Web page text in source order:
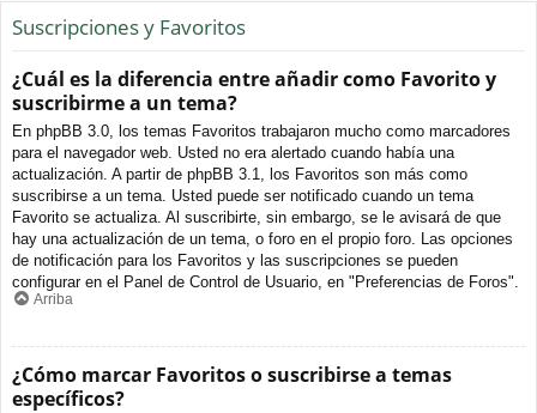
Suscripciones y Favoritos
¿Cuál es la diferencia entre añadir como Favorito y
suscribirme a un tema?
En phpBB 3.0, los temas Favoritos trabajaron mucho como marcadores
para el navegador web. Usted no era alertado cuando había una
actualización. A partir de phpBB 3.1, los Favoritos son más como
suscribirse a un tema. Usted puede ser notificado cuando un tema
Favorito se actualiza. Al suscribirte, sin embargo, se le avisará de que
hay una actualización de un tema, o foro en el propio foro. Las opciones
de notificación para los Favoritos y las suscripciones se pueden
configurar en el Panel de Control de Usuario, en "Preferencias de Foros".
Arriba
¿Cómo marcar Favoritos o suscribirse a temas
específicos?